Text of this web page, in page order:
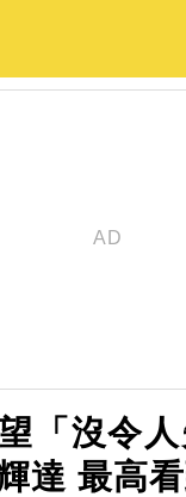
「沒令
達 最高